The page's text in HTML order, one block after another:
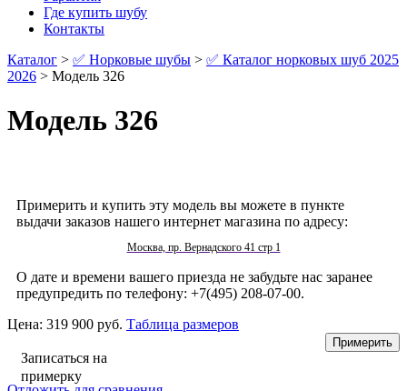
Где купить шубу
Контакты
Каталог > ✅ Норковые шубы > ✅ Каталог норковых шуб 2025
2026 > Модель 326
Модель 326
Примерить и купить эту модель вы можете в пункте
выдачи заказов нашего интернет магазина по адресу:
Москва, пр. Вернадского 41 стр 1
О дате и времени вашего приезда не забудьте нас заранее
предупредить по телефону: +7(495) 208-07-00.
Цена: 319 900 руб. Таблица размеров
Записаться на
примерку